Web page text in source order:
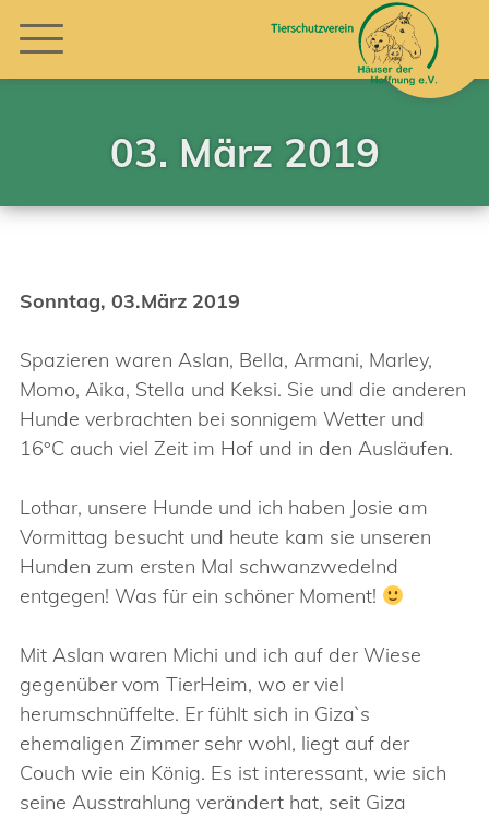
03. März 2019
Sonntag, 03.März 2019
Spazieren waren Aslan, Bella, Armani, Marley,
Momo, Aika, Stella und Keksi. Sie und die anderen
Hunde verbrachten bei sonnigem Wetter und
16°C auch viel Zeit im Hof und in den Ausläufen.
Lothar, unsere Hunde und ich haben Josie am
Vormittag besucht und heute kam sie unseren
Hunden zum ersten Mal schwanzwedelnd
entgegen! Was für ein schöner Moment!
Mit Aslan waren Michi und ich auf der Wiese
gegenüber vom TierHeim, wo er viel
herumschnüffelte. Er fühlt sich in Giza`s
ehemaligen Zimmer sehr wohl, liegt auf der
Couch wie ein König. Es ist interessant, wie sich
seine Ausstrahlung verändert hat, seit Giza